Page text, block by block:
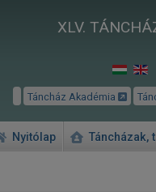
XLV.
Táncház Akadémia
Nyitólap Táncházak,